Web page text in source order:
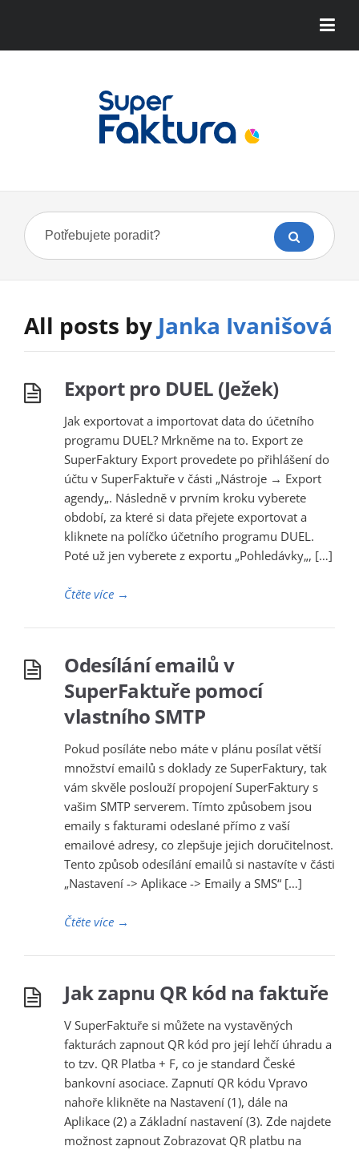
All posts by Janka Ivanišová
Export pro DUEL (Ježek)
Jak exportovat a importovat data do účetního
programu DUEL? Mrkněme na to. Export ze
SuperFaktury Export provedete po přihlášení do
účtu v SuperFaktuře v části „Nástroje → Export
agendy„. Následně v prvním kroku vyberete
období, za které si data přejete exportovat a
kliknete na políčko účetního programu DUEL.
Poté už jen vyberete z exportu „Pohledávky„, […]
Čtěte více →
Odesílání emailů v
SuperFaktuře pomocí
vlastního SMTP
Pokud posíláte nebo máte v plánu posílat větší
množství emailů s doklady ze SuperFaktury, tak
vám skvěle poslouží propojení SuperFaktury s
vašim SMTP serverem. Tímto způsobem jsou
emaily s fakturami odeslané přímo z vaší
emailové adresy, co zlepšuje jejich doručitelnost.
Tento způsob odesílání emailů si nastavíte v části
„Nastavení -> Aplikace -> Emaily a SMS“ […]
Čtěte více →
Jak zapnu QR kód na faktuře
V SuperFaktuře si můžete na vystavěných
fakturách zapnout QR kód pro její lehčí úhradu a
to tzv. QR Platba + F, co je standard České
bankovní asociace. Zapnutí QR kódu Vpravo
nahoře klikněte na Nastavení (1), dále na
Aplikace (2) a Základní nastavení (3). Zde najdete
možnost zapnout Zobrazovat QR platbu na